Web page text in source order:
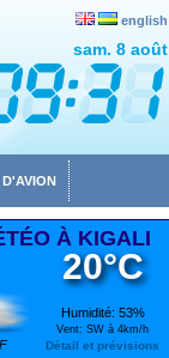
english
sam. 8 août
À KIGALI
20°C
Humidité: 53%
Vent: SW à 4km/h
Détail et prévisions